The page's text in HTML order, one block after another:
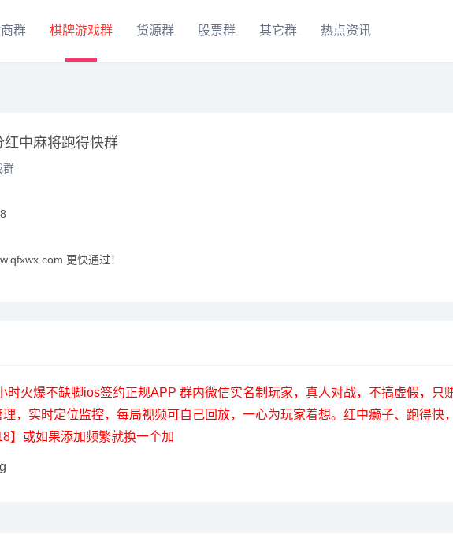
群 棋牌游戏群 货源群 股票群 其它群 热点资讯
红中麻将跑得快群
群
更快通过！
火爆不缺脚ios签约正规APP 群内微信实名制玩家，真人对战，不搞虚假，只
，实时定位监控，每局视频可自己回放，一心为玩家着想。红中癞子、跑得快
】或如果添加频繁就换一个加